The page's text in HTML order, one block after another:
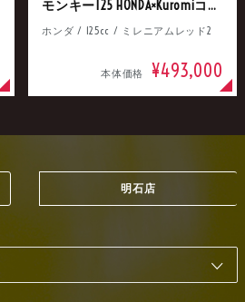
モンキー125 HONDA×Kuromiコラボ
ホンダ / 125cc / ミレニアムレッド2
本体価格 ¥493,000
明石店